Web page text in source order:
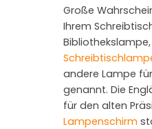
Große
Ihrem
andere Lampe
genannt. Die
für den alten
Lampenschirm